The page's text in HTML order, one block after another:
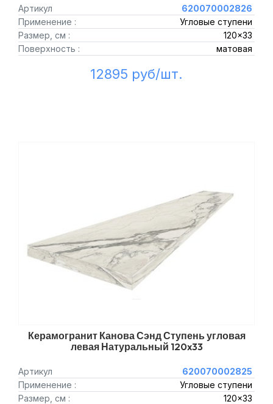
Артикул
620070002826
Применение :
Угловые ступени
Размер, см :
120x33
Поверхность :
матовая
12895 руб/шт.
Керамогранит Канова Сэнд Ступень угловая
левая Натуральный 120x33
Артикул
620070002825
Применение :
Угловые ступени
Размер, см :
120x33